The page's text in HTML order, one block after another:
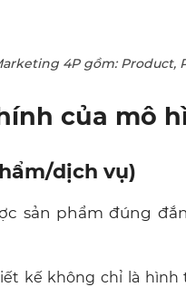
4P gồm: Product,
của mô
dịch vụ)
sản phẩm đúng
kế không chỉ là